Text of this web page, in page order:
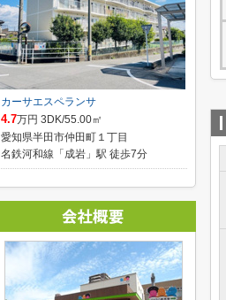
カーサエスペランサ
4.7万円 3DK/55.00㎡
愛知県半田市仲田町１丁目
名鉄河和線「成岩」駅 徒歩7分